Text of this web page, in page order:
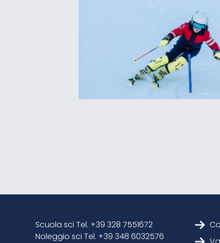
Scuola sci Tel. +39 328 7551672
Noleggio sci Tel. +39 348 6032576